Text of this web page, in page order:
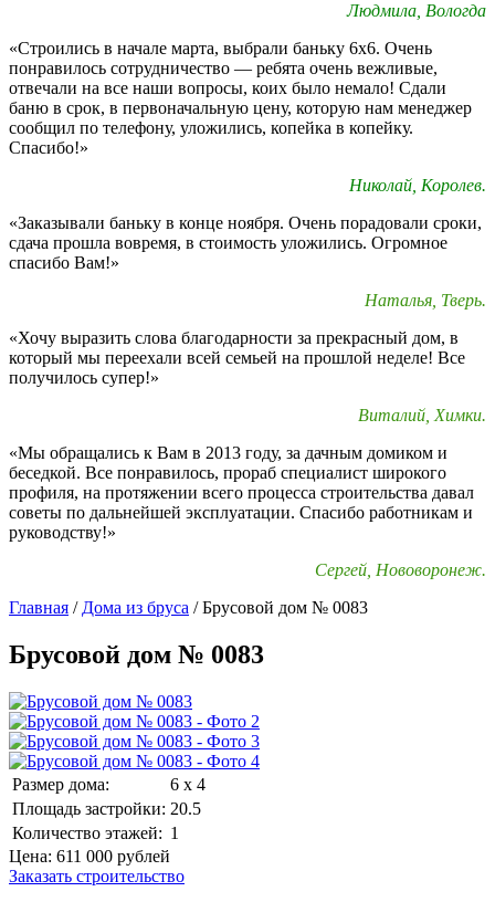
Людмила, Вологда
«Строились в начале марта, выбрали баньку 6х6. Очень
понравилось сотрудничество — ребята очень вежливые,
отвечали на все наши вопросы, коих было немало! Сдали
баню в срок, в первоначальную цену, которую нам менеджер
сообщил по телефону, уложились, копейка в копейку.
Спасибо!»
Николай, Королев.
«Заказывали баньку в конце ноября. Очень порадовали сроки,
сдача прошла вовремя, в стоимость уложились. Огромное
спасибо Вам!»
Наталья, Тверь.
«Хочу выразить слова благодарности за прекрасный дом, в
который мы переехали всей семьей на прошлой неделе! Все
получилось супер!»
Виталий, Химки.
«Мы обращались к Вам в 2013 году, за дачным домиком и
беседкой. Все понравилось, прораб специалист широкого
профиля, на протяжении всего процесса строительства давал
советы по дальнейшей эксплуатации. Спасибо работникам и
руководству!»
Сергей, Нововоронеж.
Главная / Дома из бруса /Брусовой дом № 0083
Брусовой дом № 0083
Размер дома:
6 x 4
Площадь застройки: 20.5
Количество этажей: 1
Цена: 611 000 рублей
Заказать строительство